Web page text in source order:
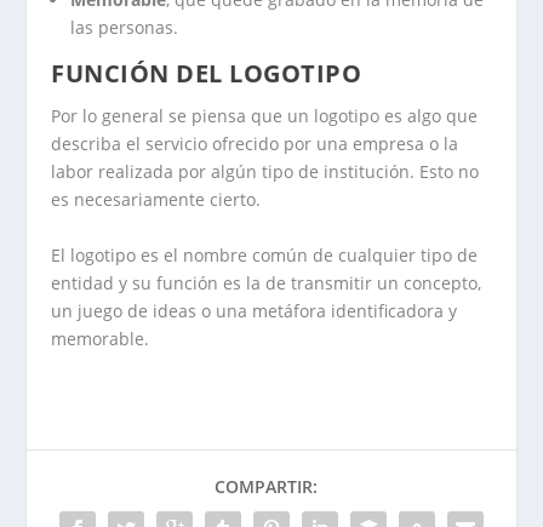
las personas.
FUNCIÓN DEL LOGOTIPO
Por lo general se piensa que un logotipo es algo que
describa el servicio ofrecido por una empresa o la
labor realizada por algún tipo de institución. Esto no
es necesariamente cierto.
El logotipo es el nombre común de cualquier tipo de
entidad y su función es la de transmitir un concepto,
un juego de ideas o una metáfora identificadora y
memorable.
COMPARTIR: